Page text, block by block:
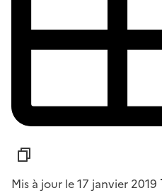
Mis à jour le 17 janvier 2019